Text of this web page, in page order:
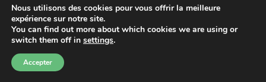
Nous utilisons des cookies pour vous offrir la meilleure
expérience sur notre site.
You can find out more about which cookies we are using or
switch them off in settings.
Accepter